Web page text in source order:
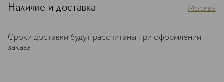
Наличие и доставка Москва
Сроки доставки будут рассчитаны при оформлении
заказа